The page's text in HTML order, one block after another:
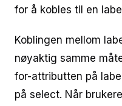
for å kobles til en
Koblingen mellom
nøyaktig samme
for-attributten på
på select. Når